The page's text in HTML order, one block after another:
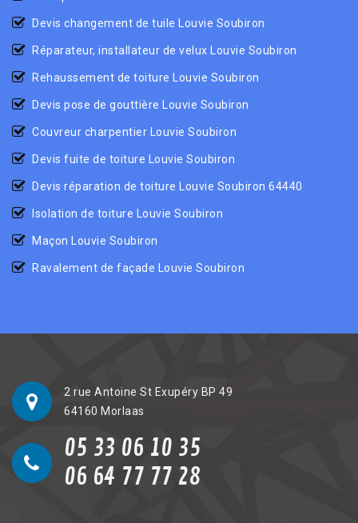
Devis changement de tuile Louvie Soubiron
Réparateur, installateur de velux Louvie Soubiron
Rehaussement de toiture Louvie Soubiron
Devis pose de gouttière Louvie Soubiron
Couvreur charpentier Louvie Soubiron
Devis fuite de toiture Louvie Soubiron
Devis réparation de toiture Louvie Soubiron 64440
Isolation de toiture Louvie Soubiron
Maçon Louvie Soubiron
Ravalement de façade Louvie Soubiron
2 rue Antoine St Exupéry BP 49
64160 Morlaas
05 33 06 10 35
06 64 77 77 28